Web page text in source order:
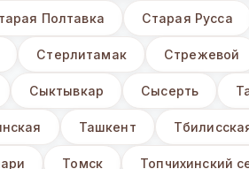
Полтавка Старая Русса
Стерлитамак Стрежевой
Сыктывкар Сысерть
Ташкент
Томск Топчихинский